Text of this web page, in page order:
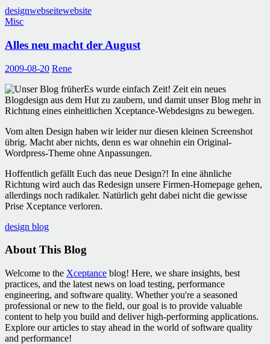
designwebseitewebsite
Misc
Alles neu macht der August
2009-08-20 Rene
Es wurde einfach Zeit! Zeit ein neues
Blogdesign aus dem Hut zu zaubern, und damit unser Blog mehr in
Richtung eines einheitlichen Xceptance-Webdesigns zu bewegen.
Vom alten Design haben wir leider nur diesen kleinen Screenshot
übrig. Macht aber nichts, denn es war ohnehin ein Original-
Wordpress-Theme ohne Anpassungen.
Hoffentlich gefällt Euch das neue Design?! In eine ähnliche
Richtung wird auch das Redesign unsere Firmen-Homepage gehen,
allerdings noch radikaler. Natürlich geht dabei nicht die gewisse
Prise Xceptance verloren.
design blog
About This Blog
Welcome to the Xceptance blog! Here, we share insights, best
practices, and the latest news on load testing, performance
engineering, and software quality. Whether you're a seasoned
professional or new to the field, our goal is to provide valuable
content to help you build and deliver high-performing applications.
Explore our articles to stay ahead in the world of software quality
and performance!